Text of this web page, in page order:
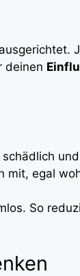
deinen
mit, egal
So